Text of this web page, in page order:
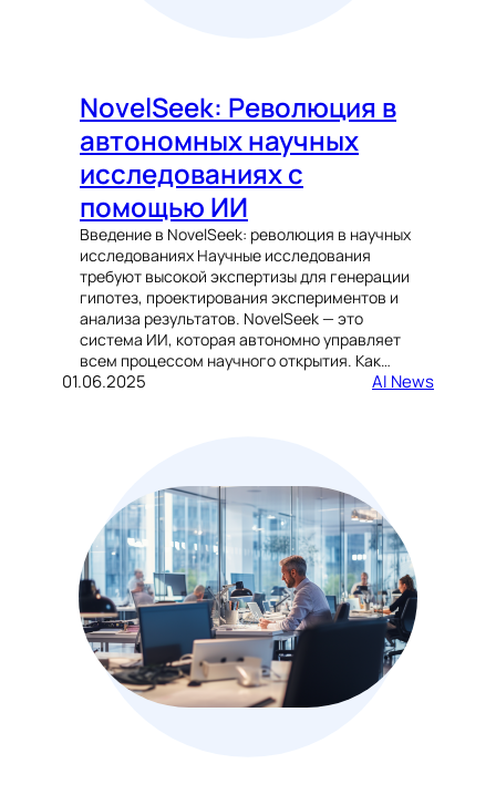
NovelSeek: Революция в
автономных научных
исследованиях с
помощью ИИ
Введение в NovelSeek: революция в научных
исследованиях Научные исследования
требуют высокой экспертизы для генерации
гипотез, проектирования экспериментов и
анализа результатов. NovelSeek — это
система ИИ, которая автономно управляет
всем процессом научного открытия. Как…
01.06.2025 AI News